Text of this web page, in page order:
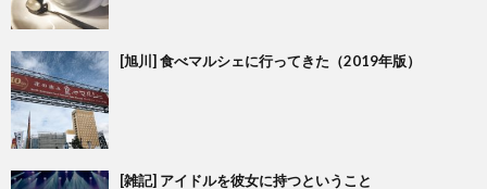
[旭川] 食べマルシェに行ってきた（2019年版）
[雑記] アイドルを彼女に持つということ